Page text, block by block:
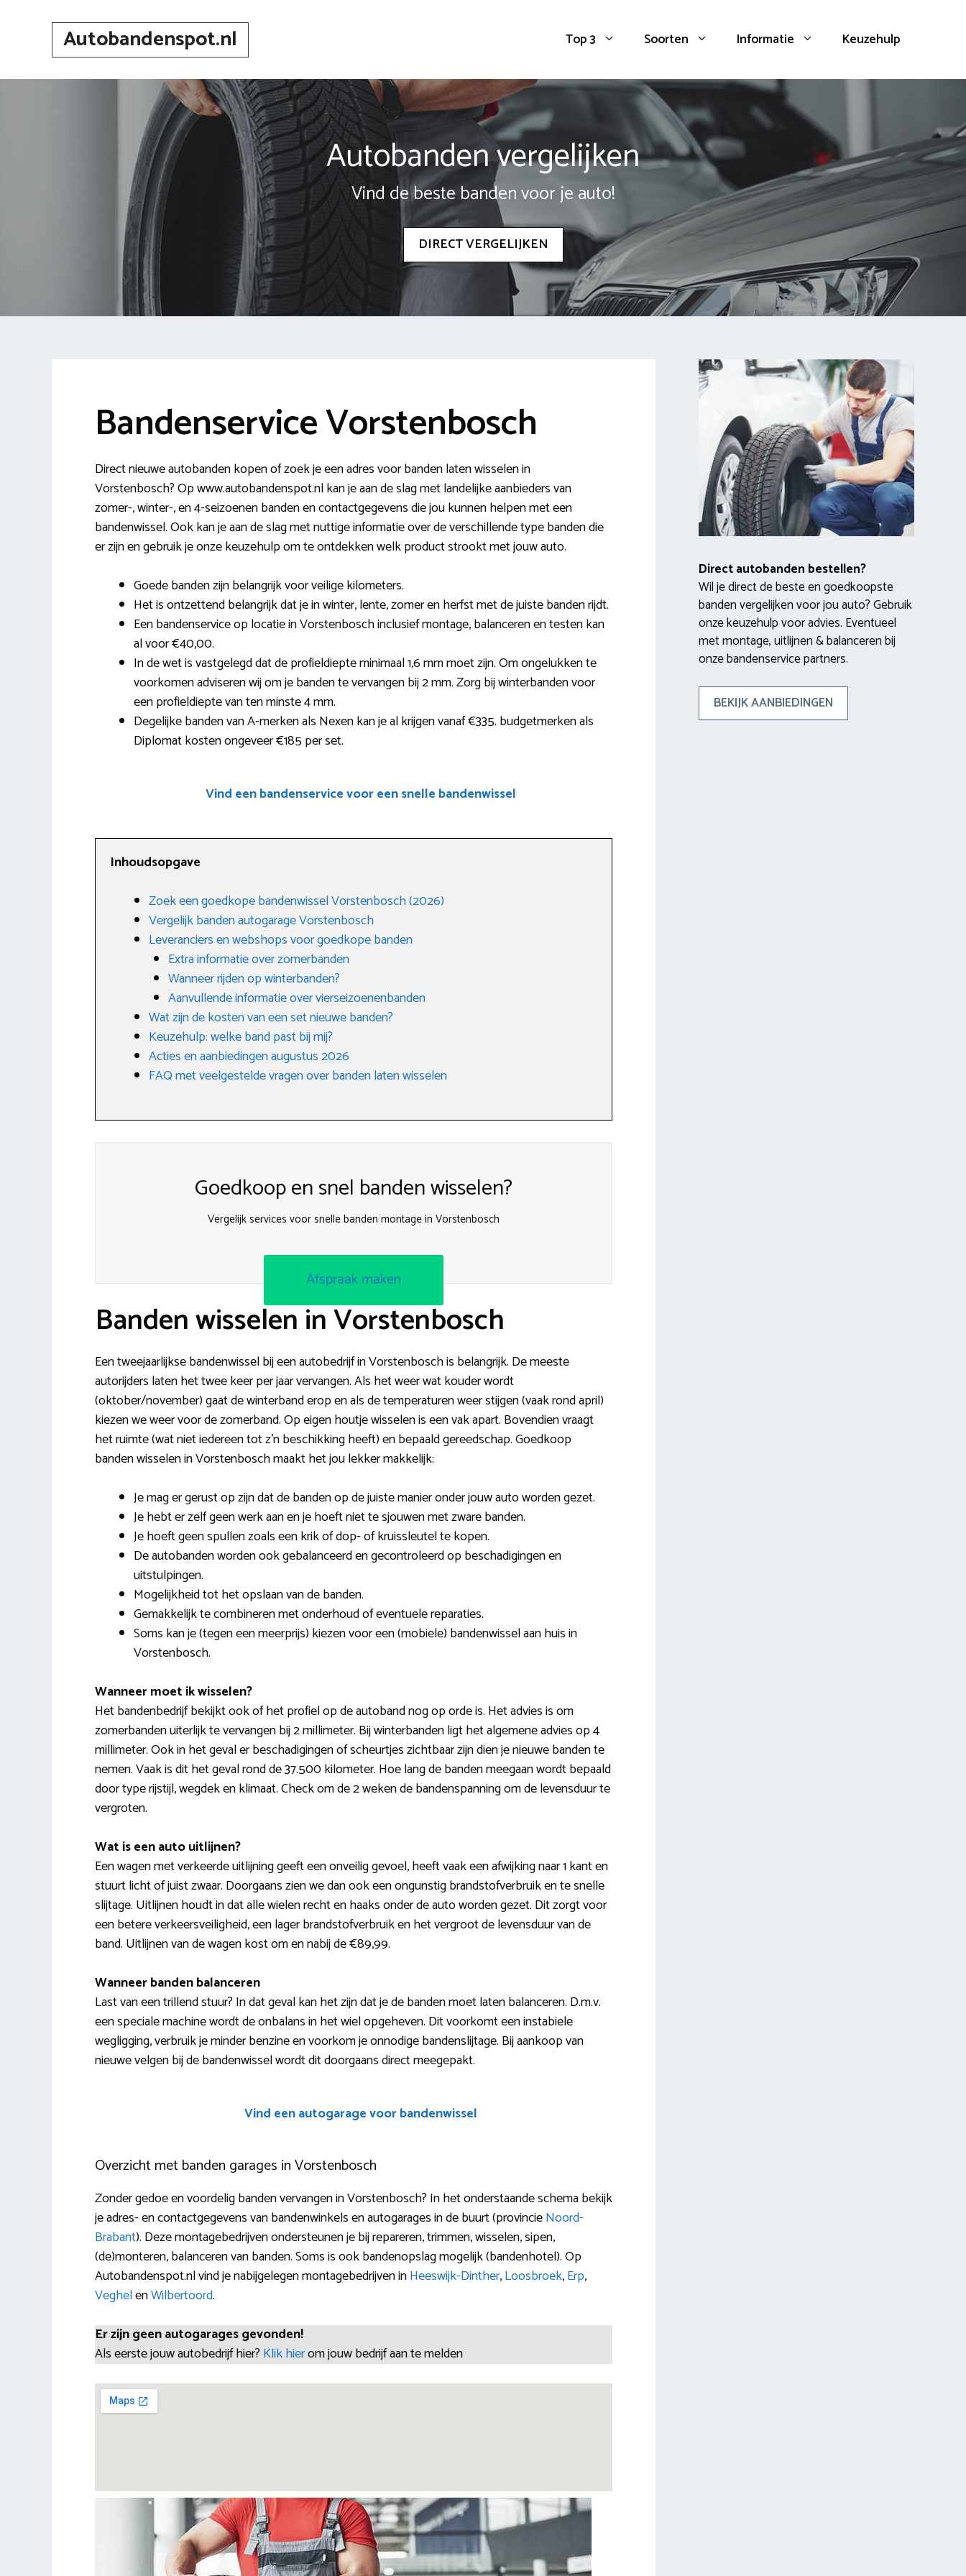
Autobandenspot.nl Top 3 Soorten Informatie Keuzehulp
Autobanden vergelijken
Vind de beste banden voor je auto!
DIRECT VERGELIJKEN
Bandenservice Vorstenbosch
Direct nieuwe autobanden kopen of zoek je een adres voor banden laten wisselen in
Vorstenbosch? Op www.autobandenspot.nl kan je aan de slag met landelijke aanbieders van
zomer-, winter-, en 4-seizoenen banden en contactgegevens die jou kunnen helpen met een
bandenwissel. Ook kan je aan de slag met nuttige informatie over de verschillende type banden die
er zijn en gebruik je onze keuzehulp om te ontdekken welk product strookt met jouw auto.
Goede banden zijn belangrijk voor veilige kilometers.
Het is ontzettend belangrijk dat je in winter, lente, zomer en herfst met de juiste banden rijdt.
Een bandenservice op locatie in Vorstenbosch inclusief montage, balanceren en testen kan
al voor €40,00.
In de wet is vastgelegd dat de profieldiepte minimaal 1,6 mm moet zijn. Om ongelukken te
voorkomen adviseren wij om je banden te vervangen bij 2 mm. Zorg bij winterbanden voor
een profieldiepte van ten minste 4 mm.
Degelijke banden van A-merken als Nexen kan je al krijgen vanaf €335. budgetmerken als
Diplomat kosten ongeveer €185 per set.
Vind een bandenservice voor een snelle bandenwissel
Inhoudsopgave
Zoek een goedkope bandenwissel Vorstenbosch (2026)
Vergelijk banden autogarage Vorstenbosch
Leveranciers en webshops voor goedkope banden
Extra informatie over zomerbanden
Wanneer rijden op winterbanden?
Aanvullende informatie over vierseizoenenbanden
Wat zijn de kosten van een set nieuwe banden?
Keuzehulp: welke band past bij mij?
Acties en aanbiedingen augustus 2026
FAQ met veelgestelde vragen over banden laten wisselen
Goedkoop en snel banden wisselen?
Vergelijk services voor snelle banden montage in Vorstenbosch
Afspraak maken
Banden wisselen in Vorstenbosch
Een tweejaarlijkse bandenwissel bij een autobedrijf in Vorstenbosch is belangrijk. De meeste
autorijders laten het twee keer per jaar vervangen. Als het weer wat kouder wordt
(oktober/november) gaat de winterband erop en als de temperaturen weer stijgen (vaak rond april)
kiezen we weer voor de zomerband. Op eigen houtje wisselen is een vak apart. Bovendien vraagt
het ruimte (wat niet iedereen tot z’n beschikking heeft) en bepaald gereedschap. Goedkoop
banden wisselen in Vorstenbosch maakt het jou lekker makkelijk:
Je mag er gerust op zijn dat de banden op de juiste manier onder jouw auto worden gezet.
Je hebt er zelf geen werk aan en je hoeft niet te sjouwen met zware banden.
Je hoeft geen spullen zoals een krik of dop- of kruissleutel te kopen.
De autobanden worden ook gebalanceerd en gecontroleerd op beschadigingen en
uitstulpingen.
Mogelijkheid tot het opslaan van de banden.
Gemakkelijk te combineren met onderhoud of eventuele reparaties.
Soms kan je (tegen een meerprijs) kiezen voor een (mobiele) bandenwissel aan huis in
Vorstenbosch.
Wanneer moet ik wisselen?
Het bandenbedrijf bekijkt ook of het profiel op de autoband nog op orde is. Het advies is om
zomerbanden uiterlijk te vervangen bij 2 millimeter. Bij winterbanden ligt het algemene advies op 4
millimeter. Ook in het geval er beschadigingen of scheurtjes zichtbaar zijn dien je nieuwe banden te
nemen. Vaak is dit het geval rond de 37.500 kilometer. Hoe lang de banden meegaan wordt bepaald
door type rijstijl, wegdek en klimaat. Check om de 2 weken de bandenspanning om de levensduur te
vergroten.
Wat is een auto uitlijnen?
Een wagen met verkeerde uitlijning geeft een onveilig gevoel, heeft vaak een afwijking naar 1 kant en
stuurt licht of juist zwaar. Doorgaans zien we dan ook een ongunstig brandstofverbruik en te snelle
slijtage. Uitlijnen houdt in dat alle wielen recht en haaks onder de auto worden gezet. Dit zorgt voor
een betere verkeersveiligheid, een lager brandstofverbruik en het vergroot de levensduur van de
band. Uitlijnen van de wagen kost om en nabij de €89,99.
Wanneer banden balanceren
Last van een trillend stuur? In dat geval kan het zijn dat je de banden moet laten balanceren. D.m.v.
een speciale machine wordt de onbalans in het wiel opgeheven. Dit voorkomt een instabiele
wegligging, verbruik je minder benzine en voorkom je onnodige bandenslijtage. Bij aankoop van
nieuwe velgen bij de bandenwissel wordt dit doorgaans direct meegepakt.
Vind een autogarage voor bandenwissel
Overzicht met banden garages in Vorstenbosch
Zonder gedoe en voordelig banden vervangen in Vorstenbosch? In het onderstaande schema bekijk
je adres- en contactgegevens van bandenwinkels en autogarages in de buurt (provincieNoord-
Brabant). Deze montagebedrijven ondersteunen je bij repareren, trimmen, wisselen, sipen,
(de)monteren, balanceren van banden. Soms is ook bandenopslag mogelijk (bandenhotel). Op
Autobandenspot.nl vind je nabijgelegen montagebedrijven inHeeswijk-Dinther,Loosbroek,Erp,
VeghelenWilbertoord.
Er zijn geen autogarages gevonden!
Als eerste jouw autobedrijf hier? Klik hierom jouw bedrijf aan te melden
Direct autobanden bestellen?
Wil je direct de beste en goedkoopste
banden vergelijken voor jou auto? Gebruik
onze keuzehulp voor advies. Eventueel
met montage, uitlijnen & balanceren bij
onze bandenservice partners.
BEKIJK AANBIEDINGEN